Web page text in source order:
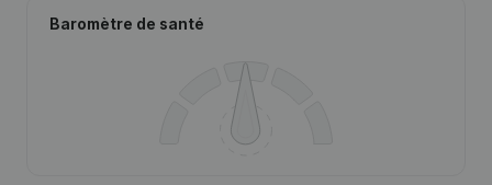
Baromètre de santé